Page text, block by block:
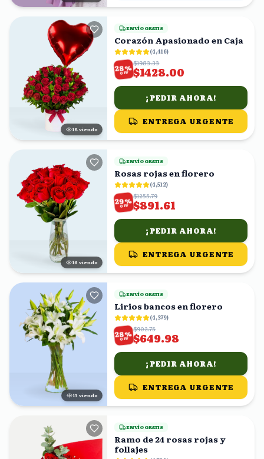
18 viendo
ENVÍO GRATIS
Corazón Apasionado en Caja
(4,416)
28%
OFF
$1983.33
$1428.00
¡PEDIR AHORA!
ENTREGA URGENTE
15 viendo
ENVÍO GRATIS
Rosas rojas en florero
(4,512)
29%
OFF
$1255.79
$891.61
¡PEDIR AHORA!
ENTREGA URGENTE
15 viendo
ENVÍO GRATIS
Lirios bancos en florero
(4,379)
28%
OFF
$902.75
$649.98
¡PEDIR AHORA!
ENTREGA URGENTE
ENVÍO GRATIS
Ramo de 24 rosas rojas y
follajes